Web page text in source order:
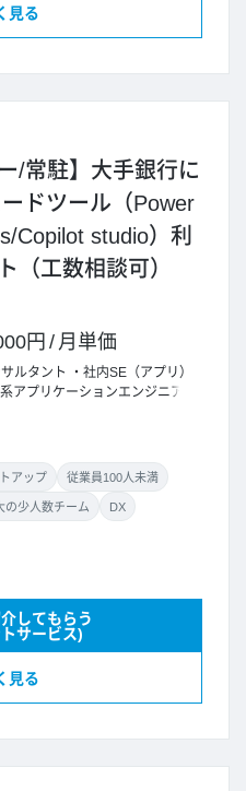
見る
/常駐】大手銀行に
ドツール（Power
Copilot studio）利
（工数相談可）
円 / 月単価
ルタント
社内SE（アプリ）
アプリケーションエンジニア
アップ 従業員100人未満
の少人数チーム DX
見る
してもらう
サービス)